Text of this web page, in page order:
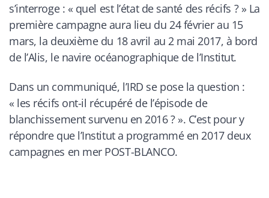
s’interroge : « quel est l’état de santé des récifs ? » La
première campagne aura lieu du 24 février au 15
mars, la deuxième du 18 avril au 2 mai 2017, à bord
de l’Alis, le navire océanographique de l’Institut.
Dans un communiqué, l’IRD se pose la question :
« les récifs ont-il récupéré de l’épisode de
blanchissement survenu en 2016 ? ». C’est pour y
répondre que l’Institut a programmé en 2017 deux
campagnes en mer POST-BLANCO.